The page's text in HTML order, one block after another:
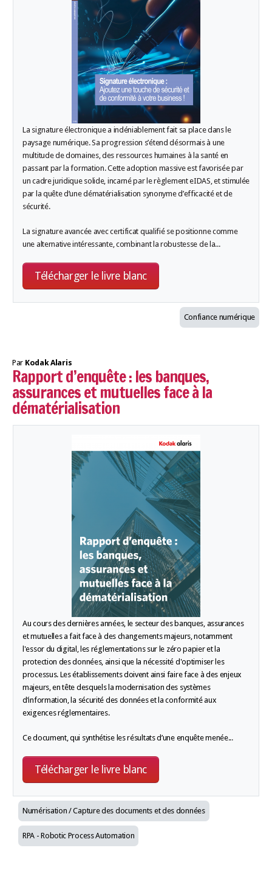
La signature électronique a indéniablement fait sa place dans le
paysage numérique. Sa progression s’étend désormais à une
multitude de domaines, des ressources humaines à la santé en
passant par la formation. Cette adoption massive est favorisée par
un cadre juridique solide, incarné par le règlement eIDAS, et stimulée
par la quête d’une dématérialisation synonyme d’efficacité et de
sécurité.
La signature avancée avec certificat qualifié se positionne comme
une alternative intéressante, combinant la robustesse de la...
Télécharger le livre blanc
Confiance numérique
Par Kodak Alaris
Rapport d’enquête : les banques,
assurances et mutuelles face à la
dématérialisation
Au cours des dernières années, le secteur des banques, assurances
et mutuelles a fait face à des changements majeurs, notamment
l'essor du digital, les réglementations sur le zéro papier et la
protection des données, ainsi que la nécessité d'optimiser les
processus. Les établissements doivent ainsi faire face à des enjeux
majeurs, en tête desquels la modernisation des systèmes
d’information, la sécurité des données et la conformité aux
exigences réglementaires.
Ce document, qui synthétise les résultats d’une enquête menée...
Télécharger le livre blanc
Numérisation / Capture des documents et des données
RPA - Robotic Process Automation